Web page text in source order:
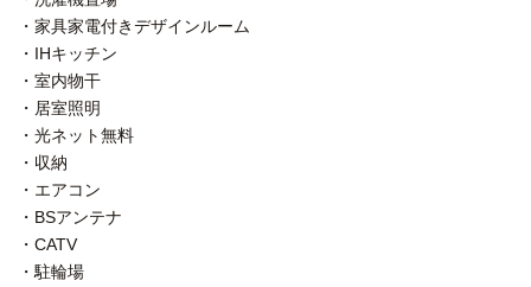
・家具家電付きデザインルーム
・IHキッチン
・室内物干
・居室照明
・光ネット無料
・収納
・エアコン
・BSアンテナ
・CATV
・駐輪場